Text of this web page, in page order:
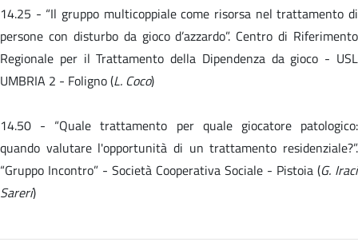
14.25 - “Il gruppo multicoppiale come risorsa nel trattamento di
persone con disturbo da gioco d’azzardo”. Centro di Riferimento
Regionale per il Trattamento della Dipendenza da gioco - USL
UMBRIA 2 - Foligno (L. Coco)
14.50 - “Quale trattamento per quale giocatore patologico:
quando valutare l'opportunità di un trattamento residenziale?”.
“Gruppo Incontro” - Società Cooperativa Sociale - Pistoia (G. Iraci
Sareri)